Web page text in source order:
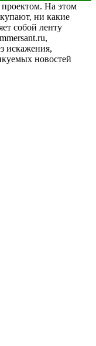
На этом
ни какие
собой ленту
искажения,
новостей